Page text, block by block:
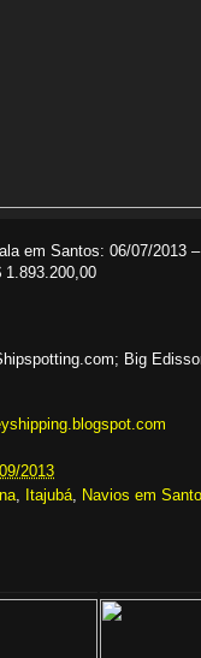
em Santos: 06/07/2013
1.893.200,00
Big
2013
Itajubá Navios em